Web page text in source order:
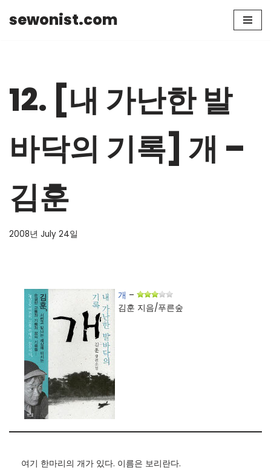
sewonist.com
12. [내 가난한 발
바닥의 기록] 개 –
김훈
2008년 July 24일
개 –
김훈 지음/푸른숲
여기 한마리의 개가 있다. 이름은 보리란다.